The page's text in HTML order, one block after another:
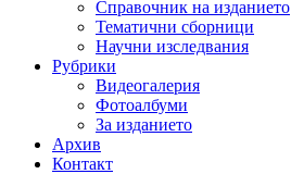
Справочник на изданието
Тематични сборници
Научни изследвания
Рубрики
Видеогалерия
Фотоалбуми
За изданието
Архив
Контакт